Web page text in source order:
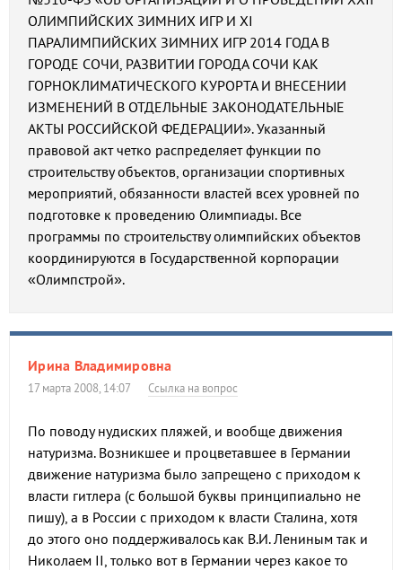
ОЛИМПИЙСКИХ ЗИМНИХ ИГР И XI
ПАРАЛИМПИЙСКИХ ЗИМНИХ ИГР 2014 ГОДА В
ГОРОДЕ СОЧИ, РАЗВИТИИ ГОРОДА СОЧИ КАК
ГОРНОКЛИМАТИЧЕСКОГО КУРОРТА И ВНЕСЕНИИ
ИЗМЕНЕНИЙ В ОТДЕЛЬНЫЕ ЗАКОНОДАТЕЛЬНЫЕ
АКТЫ РОССИЙСКОЙ ФЕДЕРАЦИИ». Указанный
правовой акт четко распределяет функции по
строительству объектов, организации спортивных
мероприятий, обязанности властей всех уровней по
подготовке к проведению Олимпиады. Все
программы по строительству олимпийских объектов
координируются в Государственной корпорации
«Олимпстрой».
Ирина Владимировна
17 марта 2008, 14:07 Ссылка на вопрос
По поводу нудиских пляжей, и вообще движения
натуризма. Возникшее и процветавшее в Германии
движение натуризма было запрещено с приходом к
власти гитлера (с большой буквы принципиально не
пишу), а в России с приходом к власти Сталина, хотя
до этого оно поддерживалось как В.И. Лениным так и
Николаем II, только вот в Германии через какое то